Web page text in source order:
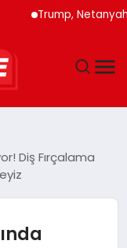
Trump, Netanyahu’ya
Diş Fırçalama